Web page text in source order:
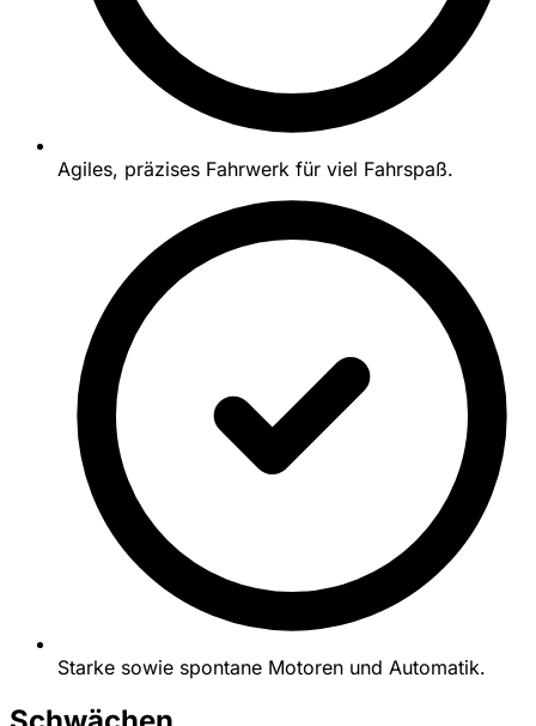
Agiles, präzises Fahrwerk für viel Fahrspaß.
Starke sowie spontane Motoren und Automatik.